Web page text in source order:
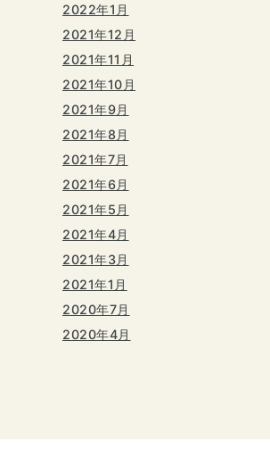
2022年1月
2021年12月
2021年11月
2021年10月
2021年9月
2021年8月
2021年7月
2021年6月
2021年5月
2021年4月
2021年3月
2021年1月
2020年7月
2020年4月